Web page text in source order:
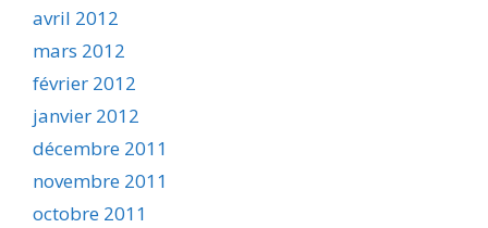
avril 2012
mars 2012
février 2012
janvier 2012
décembre 2011
novembre 2011
octobre 2011